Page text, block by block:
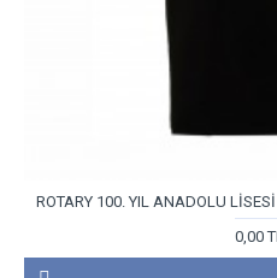
ROTARY 100. YIL ANADOLU
0,00